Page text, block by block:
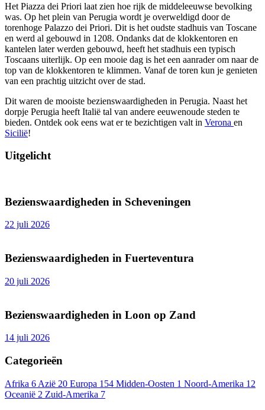
Het Piazza dei Priori laat zien hoe rijk de middeleeuwse bevolking
was. Op het plein van Perugia wordt je overweldigd door de
torenhoge Palazzo dei Priori. Dit is het oudste stadhuis van Toscane
en werd al gebouwd in 1208. Ondanks dat de klokkentoren en
kantelen later werden gebouwd, heeft het stadhuis een typisch
Toscaans uiterlijk. Op een mooie dag is het een aanrader om naar de
top van de klokkentoren te klimmen. Vanaf de toren kun je genieten
van een prachtig uitzicht over de stad.
Dit waren de mooiste bezienswaardigheden in Perugia. Naast het
dorpje Perugia heeft Italië tal van andere eeuwenoude steden te
bieden. Ontdek ook eens wat er te bezichtigen valt in Verona en
Sicilië!
Uitgelicht
Bezienswaardigheden in Scheveningen
22 juli 2026
Bezienswaardigheden in Fuerteventura
20 juli 2026
Bezienswaardigheden in Loon op Zand
14 juli 2026
Categorieën
Afrika 6 Azië 20 Europa 154 Midden-Oosten 1 Noord-Amerika 12
Oceanië 2 Zuid-Amerika 7